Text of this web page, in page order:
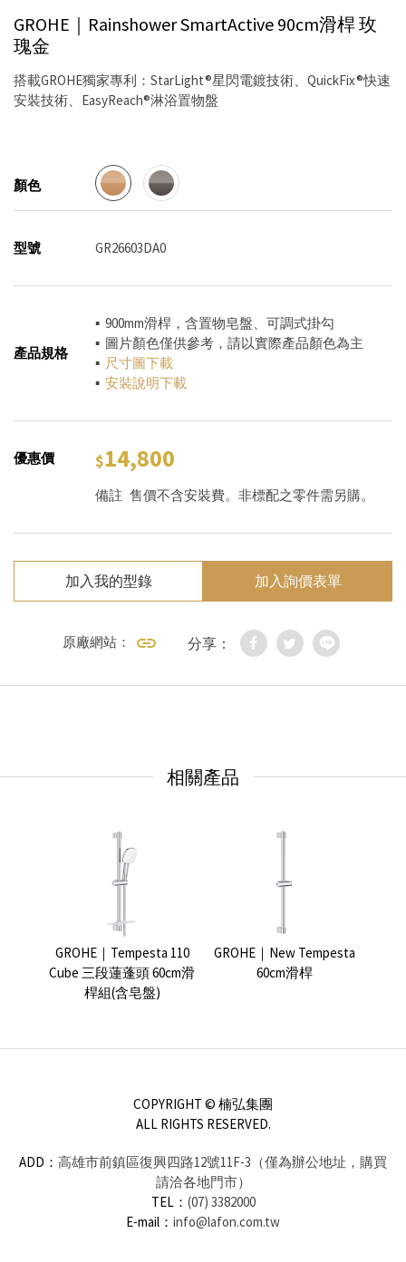
GROHE｜Rainshower SmartActive 90cm滑桿玫
瑰金
搭載GROHE獨家專利：StarLight®星閃電鍍技術、QuickFix®快速
安裝技術、EasyReach®淋浴置物盤
顏色
型號 GR26603DA0
產品規格
▪ 900mm滑桿，含置物皂盤、可調式掛勾
▪ 圖片顏色僅供參考，請以實際產品顏色為主
▪ 尺寸圖下載
▪ 安裝說明下載
優惠價 14,800
備註 售價不含安裝費。非標配之零件需另購。
加入我的型錄 加入詢價表單
原廠網站： 分享：
相關產品
GROHE｜Tempesta 110
Cube 三段蓮蓬頭 60cm滑
桿組(含皂盤)
GROHE｜New Tempesta
60cm滑桿
COPYRIGHT © 楠弘集團
ALL RIGHTS RESERVED.
ADD： 高雄市前鎮區復興四路12號11F-3（僅為辦公地址，購買
請洽各地門市）
TEL： (07) 3382000
E-mail： info@lafon.com.tw